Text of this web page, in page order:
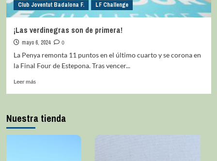
Club Joventut Badalona F. LF Challenge
¡Las verdinegras son de primera!
mayo 6, 2024
0
La Penya remonta 11 puntos en el último cuarto y se corona en
la Final Four de Estepona. Tras vencer...
Leer más
Nuestra tienda